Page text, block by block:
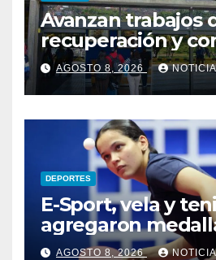
Avanzan trabajos
recuperación y
del terminal
Aeropuerto de
AGOSTO 8, 2026
DEPORTES
E-Sport, vela y
agregaron
AGOSTO 8, 2026